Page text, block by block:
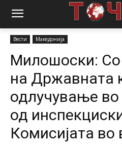
Почетна
Милошоски: Со
Вести Македонија
Милошоски: Со
на Државната
одлучување во
од
Комисијата во